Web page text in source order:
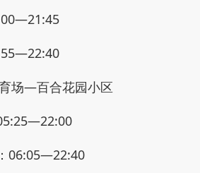
场—百合花园小区
06:05—22:40